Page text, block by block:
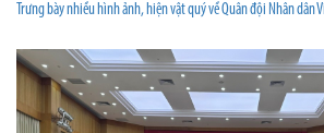
Trưng bày nhiều hình ảnh, hiện vật quý về Quân đội Nhân dân